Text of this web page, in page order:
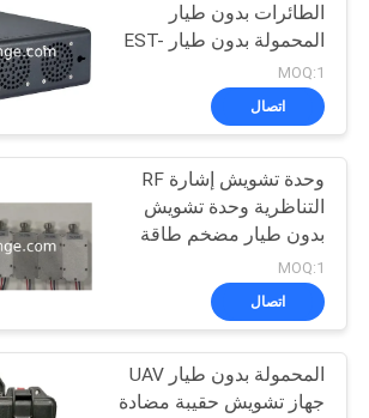
أخبار
حالات
اطلب
اقتباس
خريطة
الموقع
الطائرات بدون طيار
المحمولة بدون طيار EST-
505F3C مع هوائي اتجاهي
MOQ:1
اتصال
وحدة تشويش إشارة RF
التناظرية وحدة تشويش
بدون طيار مضخم طاقة
تشويش
MOQ:1
اتصال
المحمولة بدون طيار UAV
جهاز تشويش حقيبة مضادة